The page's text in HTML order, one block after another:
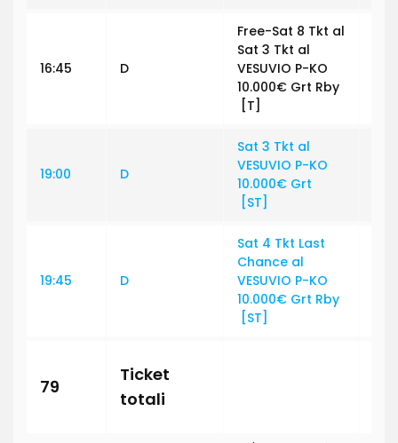
16:45 D
Free-Sat 8 Tkt al
Sat 3 Tkt al
VESUVIO P-KO
10.000€ Grt Rby
[T]
19:00 D
Sat 3 Tkt al
VESUVIO P-KO
10.000€ Grt
[ST]
19:45 D
Sat 4 Tkt Last
Chance al
VESUVIO P-KO
10.000€ Grt Rby
[ST]
79
Ticket
totali